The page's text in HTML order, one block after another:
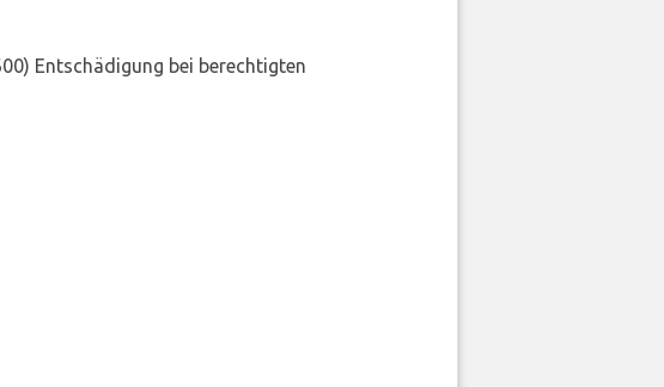
Entschädigung bei berechtigten